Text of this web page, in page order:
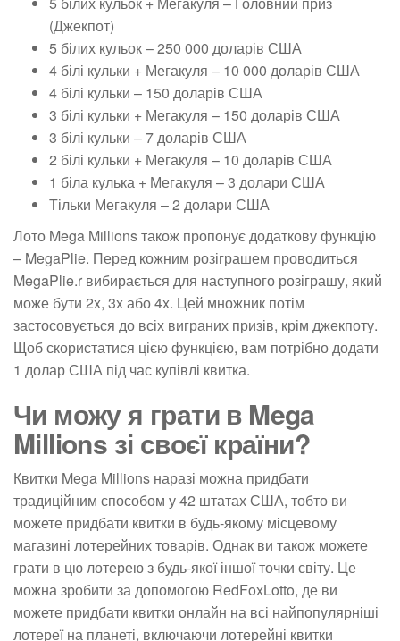
(Джекпот)
5 білих кульок – 250 000 доларів США
4 білі кульки + Мегакуля – 10 000 доларів США
4 білі кульки – 150 доларів США
3 білі кульки + Мегакуля – 150 доларів США
3 білі кульки – 7 доларів США
2 білі кульки + Мегакуля – 10 доларів США
1 біла кулька + Мегакуля – 3 долари США
Тільки Мегакуля – 2 долари США
Лото Mega Millions також пропонує додаткову функцію
– MegaPlie. Перед кожним розіграшем проводиться
MegaPlie.r вибирається для наступного розіграшу, який
може бути 2x, 3x або 4x. Цей множник потім
застосовується до всіх виграних призів, крім джекпоту.
Щоб скористатися цією функцією, вам потрібно додати
1 долар США під час купівлі квитка.
Чи можу я грати в Mega
Millions зі своєї країни?
Квитки Mega Millions наразі можна придбати
традиційним способом у 42 штатах США, тобто ви
можете придбати квитки в будь-якому місцевому
магазині лотерейних товарів. Однак ви також можете
грати в цю лотерею з будь-якої іншої точки світу. Це
можна зробити за допомогою RedFoxLotto, де ви
можете придбати квитки онлайн на всі найпопулярніші
лотереї на планеті, включаючи лотерейні квитки